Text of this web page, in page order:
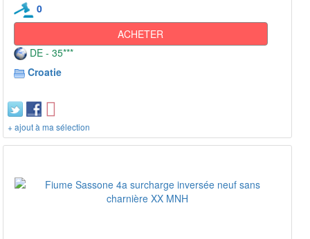
0
ACHETER
DE - 35***
Croatie
+ ajout à ma sélection